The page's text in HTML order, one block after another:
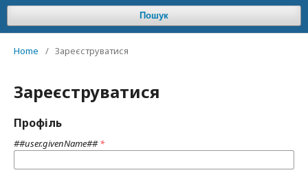
Пошук
Home / Зареєструватися
Зареєструватися
Профіль
##user.givenName##*